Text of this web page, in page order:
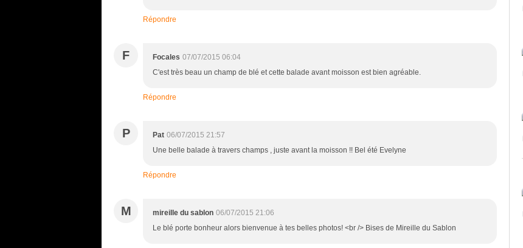
Répondre
F Focales 07/07/2015 06:04
C'est très beau un champ de blé et cette balade avant moisson est bien agréable.
Répondre
P Pat 06/07/2015 21:57
Une belle balade à travers champs , juste avant la moisson !! Bel été Evelyne
Répondre
M mireille du sablon 06/07/2015 21:06
Le blé porte bonheur alors bienvenue à tes belles photos! <br /> Bises de Mireille du Sablon